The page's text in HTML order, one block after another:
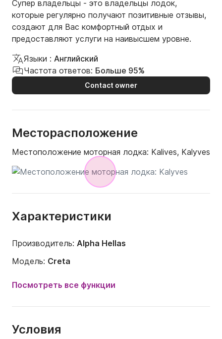
Супер владельцы - это владельцы лодок,
которые регулярно получают позитивные отзывы,
создают для Вас комфортный отдых и
предоставляют услуги на наивысшем уровне.
Языки : Английский
Частота ответов: Больше 95%
Contact owner
Месторасположение
Местоположение моторная лодка: Kalives, Kalyves
Характеристики
Производитель: Alpha Hellas
Модель: Creta
Вместимость на борту:
Посмотреть все функции
Условия